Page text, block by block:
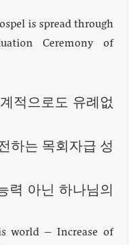
أخبار لبنان
مقدمات
بالصور: بهية
is spread through
Ceremony of
적으로도 유례없
하는 목회자급 성
력 아닌 하나님의
world – Increase of